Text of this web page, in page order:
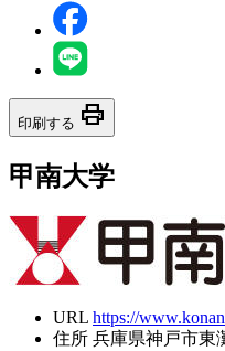
印刷する print
甲南大学
URL https://
住所 兵庫県神戸市東